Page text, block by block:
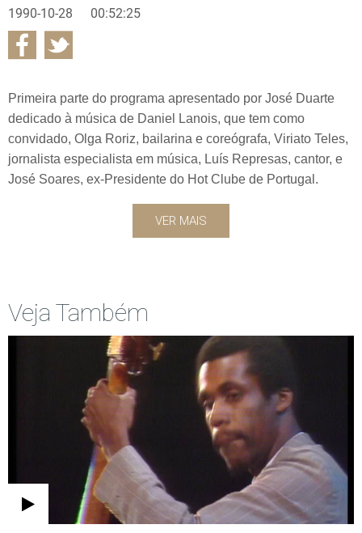
1990-10-28 00:52:25
Primeira parte do programa apresentado por José Duarte
dedicado à música de Daniel Lanois, que tem como
convidado, Olga Roriz, bailarina e coreógrafa, Viriato Teles,
jornalista especialista em música, Luís Represas, cantor, e
José Soares, ex-Presidente do Hot Clube de Portugal.
VER MAIS
Veja Também